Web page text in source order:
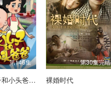
第146集
新大头儿子和小头爸爸第三季
第30集完结
裸婚时代